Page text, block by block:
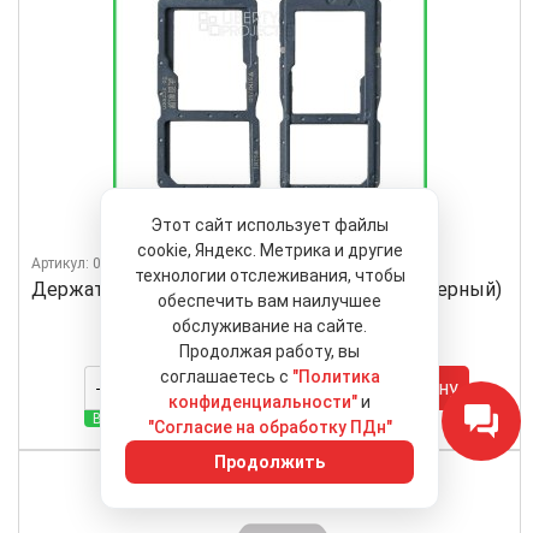
Держатель SIM карты для Huawei P30 Lite (черный)
Артикул: 0L-00043842
100 ₽
Розничная цена
В наличии 69 шт.
В корзину
Этот сайт использует файлы
cookie, Яндекс. Метрика и другие
технологии отслеживания, чтобы
обеспечить вам наилучшее
обслуживание на сайте.
Продолжая работу, вы
соглашаетесь с "Политика
конфиденциальности"и
"Согласие на обработку ПДн"